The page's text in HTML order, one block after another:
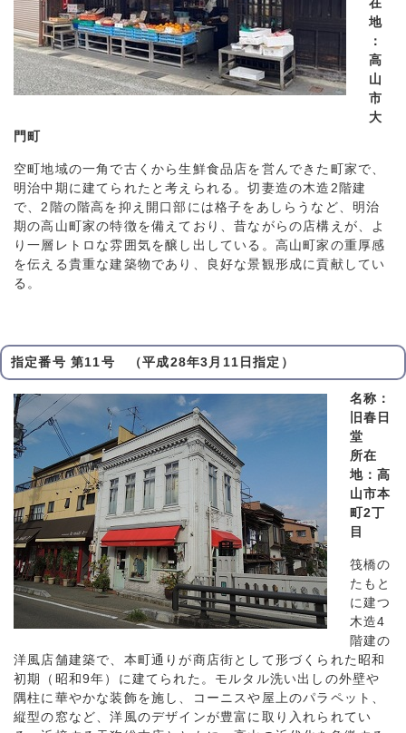
在
地
：
高
山
市
大
門町
空町地域の一角で古くから生鮮食品店を営んできた町家で、
明治中期に建てられたと考えられる。切妻造の木造2階建
で、2階の階高を抑え開口部には格子をあしらうなど、明治
期の高山町家の特徴を備えており、昔ながらの店構えが、よ
り一層レトロな雰囲気を醸し出している。高山町家の重厚感
を伝える貴重な建築物であり、良好な景観形成に貢献してい
る。
指定番号 第11号 （平成28年3月11日指定）
名称：
旧春日
堂
所在
地：高
山市本
町2丁
目
筏橋の
たもと
に建つ
木造4
階建の
洋風店舗建築で、本町通りが商店街として形づくられた昭和
初期（昭和9年）に建てられた。モルタル洗い出しの外壁や
隅柱に華やかな装飾を施し、コーニスや屋上のパラペット、
縦型の窓など、洋風のデザインが豊富に取り入れられてい